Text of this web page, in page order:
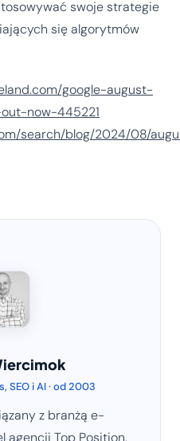
swoje strategie
się algorytmów
google-august-
now-445221
search/blog/2024/08/
SEO i AI · od 2003
z branżą e-
agencji Top Position,